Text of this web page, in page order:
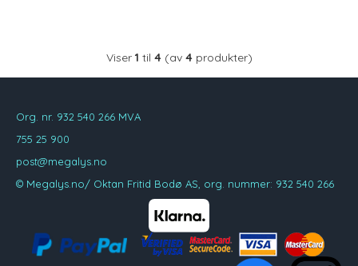
Viser 1 til 4(av 4produkter)
Org. nr. 932 540 266 MVA
755 25 900
post@megalys.no
© Megalys.no/ Oktan Fritid Bodø AS, org. nummer: 932 540 266